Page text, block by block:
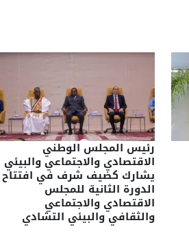
رئيس المجلس الوطني
الاقتصادي والاجتماعي والبيئي
يشارك كضيف شرف في افتتاح
الدورة الثانية للمجلس
الاقتصادي والاجتماعي
والثقافي والبيئي التشادي